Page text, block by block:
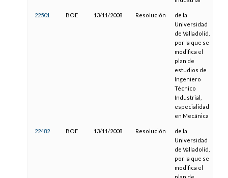
22501 BOE 13/11/2008 Resolución
de la
Universidad
de Valladolid,
por la que se
modifica el
plan de
estudios de
Ingeniero
Técnico
Industrial,
especialidad
en Mecánica
22482 BOE 13/11/2008 Resolución
de la
Universidad
de Valladolid,
por la que se
modifica el